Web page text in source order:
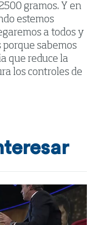
gramos. Y en
estemos
a todos y
porque sabemos
que reduce la
los controles de